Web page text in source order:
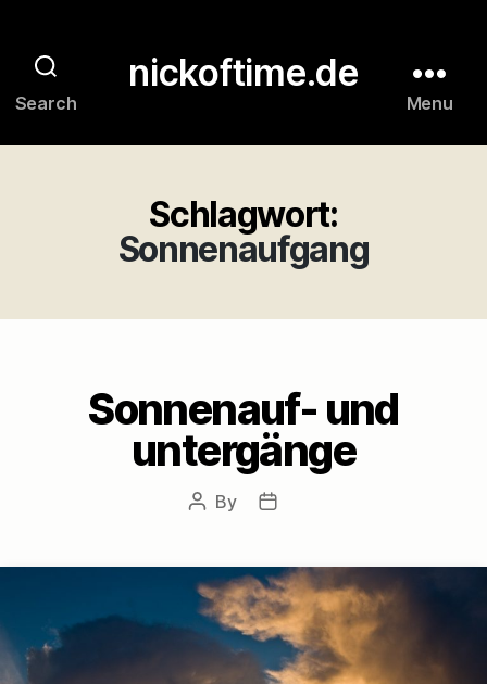
Search
nickoftime.de
Menu
Schlagwort:
Sonnenaufgang
Sonnenauf- und
untergänge
Post
By
Post